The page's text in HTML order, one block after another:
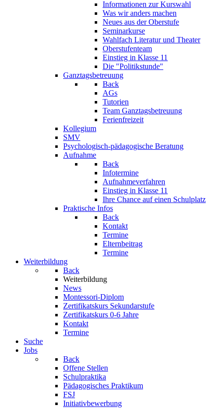
Informationen zur Kurswahl
Was wir anders machen
Neues aus der Oberstufe
Seminarkurse
Wahlfach Literatur und Theater
Oberstufenteam
Einstieg in Klasse 11
Die "Politikstunde"
Ganztagsbetreuung
Back
AGs
Tutorien
Team Ganztagsbetreuung
Ferienfreizeit
Kollegium
SMV
Psychologisch-pädagogische Beratung
Aufnahme
Back
Infotermine
Aufnahmeverfahren
Einstieg in Klasse 11
Ihre Chance auf einen Schulplatz
Praktische Infos
Back
Kontakt
Termine
Elternbeitrag
Termine
Weiterbildung
Back
Weiterbildung
News
Montessori-Diplom
Zertifikatskurs Sekundarstufe
Zertifikatskurs 0-6 Jahre
Kontakt
Termine
Suche
Jobs
Back
Offene Stellen
Schulpraktika
Pädagogisches Praktikum
FSJ
Initiativbewerbung